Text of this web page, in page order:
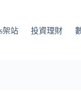
架站 投資理財